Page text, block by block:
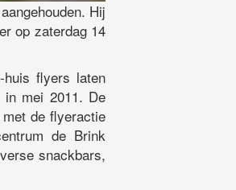
Hij
op zaterdag 14
huis flyers laten
in mei 2011. De
de flyeractie
de Brink
snackbars,